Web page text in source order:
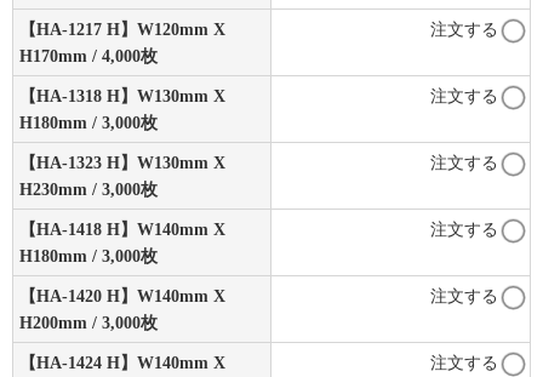
【HA-1217 H】W120mm X
H170mm / 4,000枚
注文する
【HA-1318 H】W130mm X
H180mm / 3,000枚
注文する
【HA-1323 H】W130mm X
H230mm / 3,000枚
注文する
【HA-1418 H】W140mm X
H180mm / 3,000枚
注文する
【HA-1420 H】W140mm X
H200mm / 3,000枚
注文する
【HA-1424 H】W140mm X
注文する